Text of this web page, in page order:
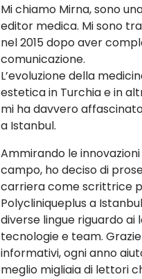
Mi chiamo Mirna, sono
editor medica. Mi sono
nel 2015 dopo aver
comunicazione.
L’evoluzione della
estetica in Turchia e in
mi ha davvero
a Istanbul.
Ammirando le
campo, ho deciso di
carriera come scrittrice
Polycliniqueplus a
diverse lingue riguardo ai
tecnologie e team.
informativi, ogni anno
meglio migliaia di lettori